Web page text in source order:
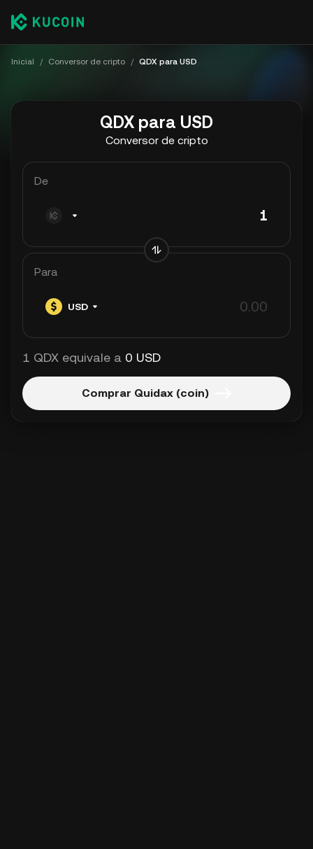
Inicial / Conversor de cripto / QDX para USD
QDX para USD
Conversor de cripto
De
Para
USD
1 QDX equivale a 0 USD
Comprar Quidax (coin)